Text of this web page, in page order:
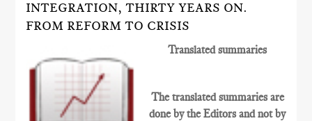
INTEGRATION, THIRTY YEARS ON.
FROM REFORM TO CRISIS
Translated summaries
The translated summaries are
done by the Editors and not by